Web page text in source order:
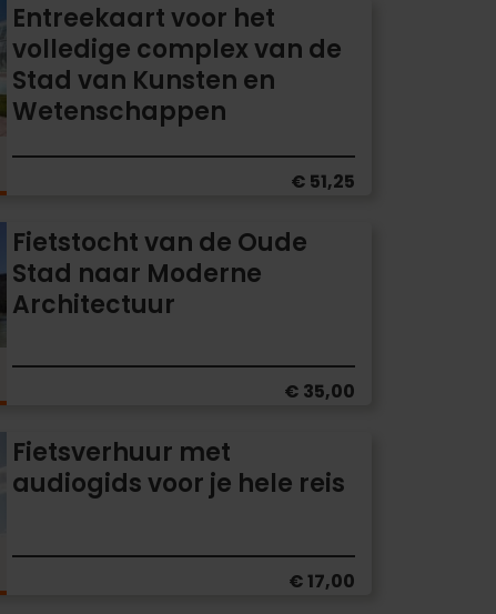
Entreekaart voor het
volledige complex van de
Stad van Kunsten en
Wetenschappen
€ 51,25
Fietstocht van de Oude
Stad naar Moderne
Architectuur
€ 35,00
Fietsverhuur met
audiogids voor je hele reis
€ 17,00